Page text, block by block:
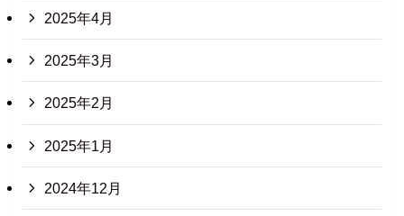
2025年4月
2025年3月
2025年2月
2025年1月
2024年12月